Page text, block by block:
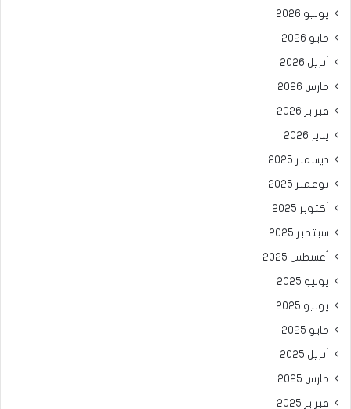
يونيو 2026
مايو 2026
أبريل 2026
مارس 2026
فبراير 2026
يناير 2026
ديسمبر 2025
نوفمبر 2025
أكتوبر 2025
سبتمبر 2025
أغسطس 2025
يوليو 2025
يونيو 2025
مايو 2025
أبريل 2025
مارس 2025
فبراير 2025